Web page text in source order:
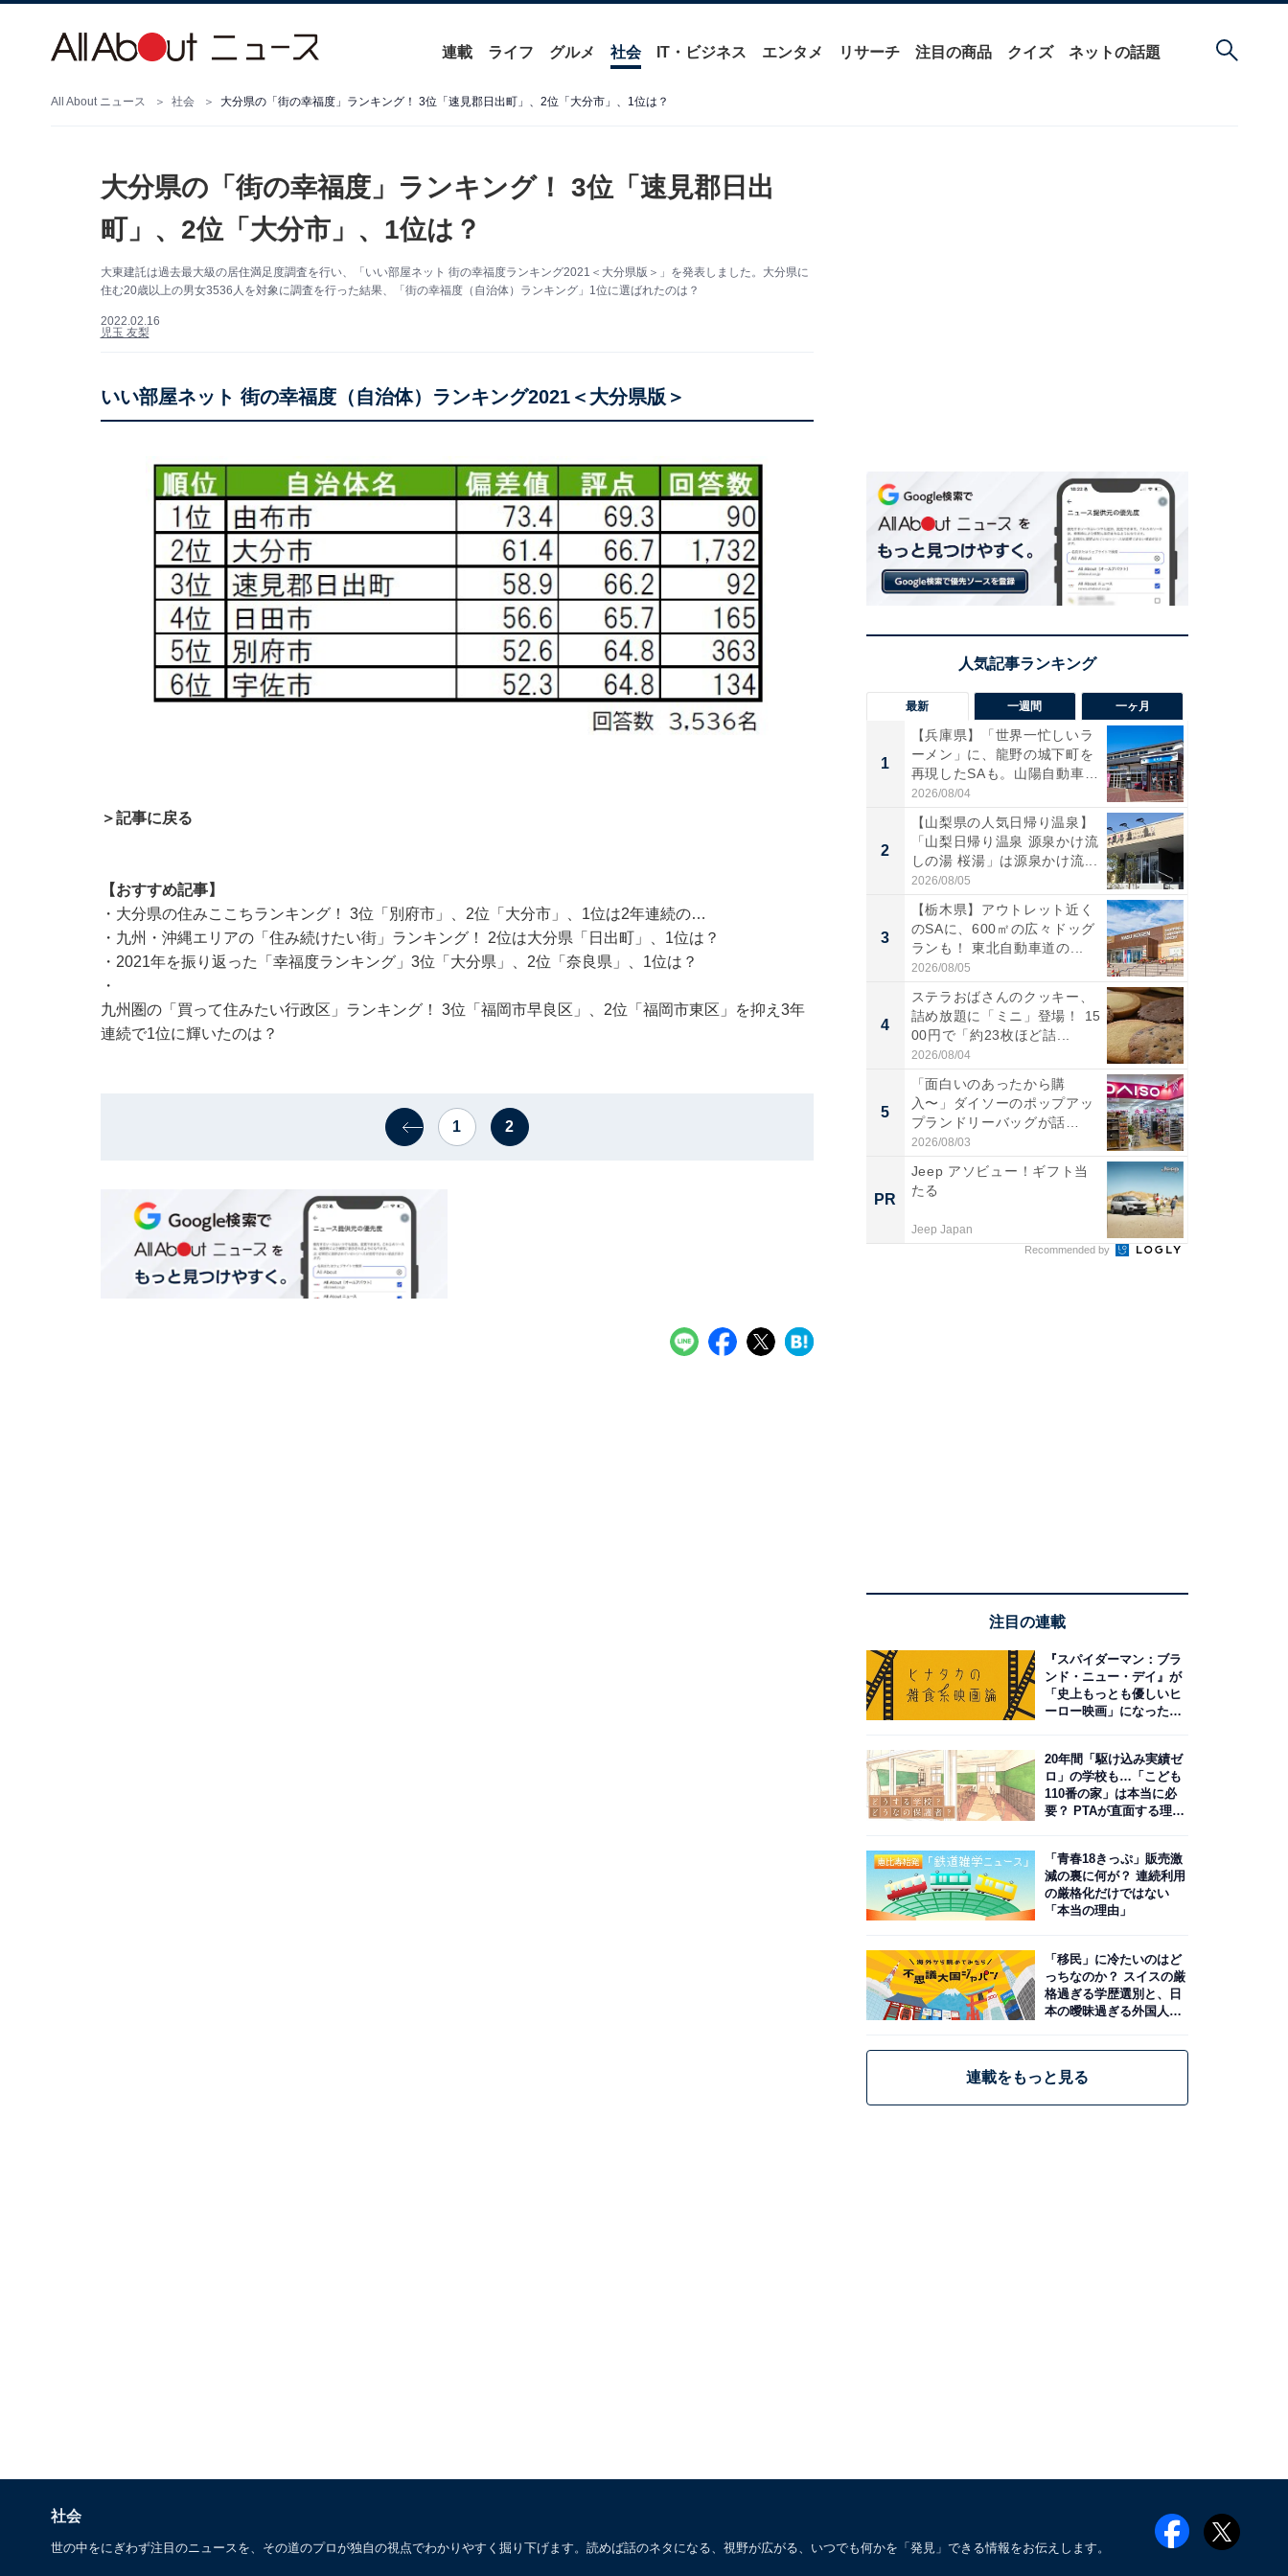
連載 ライフ グルメ 社会 IT・ビジネス エンタメ リサーチ 注目の商品 クイズ ネットの話題
All About ニュース 社会 大分県の「街の幸福度」ランキング！ 3位「速見郡日出町」、2位「大分市」、1位は？
大分県の「街の幸福度」ランキング！ 3位「速見郡日出
町」、2位「大分市」、1位は？
大東建託は過去最大級の居住満足度調査を行い、「いい部屋ネット 街の幸福度ランキング2021＜大分県版＞」を発表しました。大分県に
住む20歳以上の男女3536人を対象に調査を行った結果、「街の幸福度（自治体）ランキング」1位に選ばれたのは？
2022.02.16
児玉 友梨
いい部屋ネット 街の幸福度（自治体）ランキング2021＜大分県版＞
＞記事に戻る
【おすすめ記事】
・ 大分県の住みここちランキング！ 3位「別府市」、2位「大分市」、1位は2年連続の…
・ 九州・沖縄エリアの「住み続けたい街」ランキング！ 2位は大分県「日出町」、1位は？
・ 2021年を振り返った「幸福度ランキング」3位「大分県」、2位「奈良県」、1位は？
・
九州圏の「買って住みたい行政区」ランキング！ 3位「福岡市早良区」、2位「福岡市東区」を抑え3年
連続で1位に輝いたのは？
1 2
最新 一週間 一ヶ月
1
【兵庫県】「世界一忙しいラ
ーメン」に、龍野の城下町を
再現したSAも。山陽自動車
道...
2026/08/04
2
【山梨県の人気日帰り温泉】
「山梨日帰り温泉 源泉かけ流
しの湯 桜湯」は源泉かけ流...
2026/08/05
3
【栃木県】アウトレット近く
のSAに、600㎡の広々ドッグ
ランも！ 東北自動車道の...
2026/08/05
4
ステラおばさんのクッキー、
詰め放題に「ミニ」登場！ 15
00円で「約23枚ほど詰...
2026/08/04
5
「面白いのあったから購
入〜」ダイソーのポップアッ
プランドリーバッグが話
題。“さま...
2026/08/03
PR
Jeep アソビュー！ギフト当
たる
Jeep Japan
Recommended by
注目の連載
『スパイダーマン：ブラ
ンド・ニュー・デイ』が
「史上もっとも優しいヒ
ーロー映画」になった理
20年間「駆け込み実績ゼ
ロ」の学校も…「こども
110番の家」は本当に必
要？ PTAが直面する理想
「青春18きっぷ」販売激
減の裏に何が？ 連続利用
の厳格化だけではない
「本当の理由」
「移民」に冷たいのはど
っちなのか？ スイスの厳
格過ぎる学歴選別と、日
本の曖昧過ぎる外国人政
連載をもっと見る
社会
世の中をにぎわず注目のニュースを、その道のプロが独自の視点でわかりやすく掘り下げます。読めば話のネタになる、視野が広がる、いつでも何かを「発見」できる情報をお伝えします。